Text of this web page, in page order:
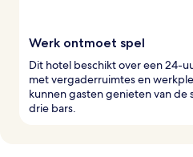
Werk ontmoet spel
Dit hotel beschikt over een 24-
met vergaderruimtes en
kunnen gasten genieten van de
drie bars.